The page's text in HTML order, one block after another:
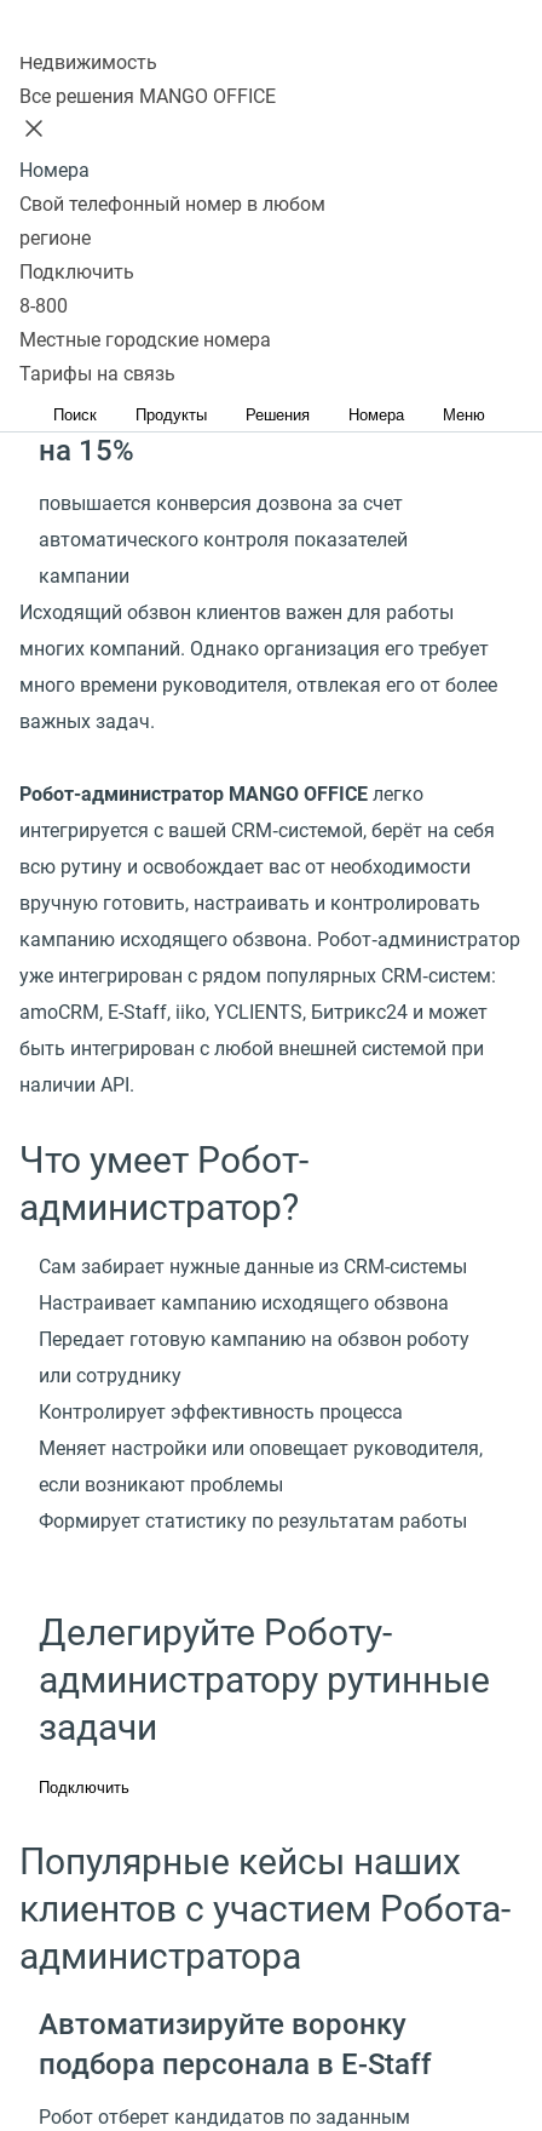
Недвижимость
Все решения MANGO OFFICE
Номера
Свой телефонный номер в любом
регионе
Подключить
8-800
Местные городские номера
Тарифы на связь
Поиск Продукты Решения Номера Меню
Робота-администратора
1 минута
тратится на сбор данных из CRM‑систему
и передачу их в исходящий обзвон
в 30 раз
быстрее происходит подготовка исходящего
обзвона
на 15%
повышается конверсия дозвона за счет
автоматического контроля показателей
кампании
Исходящий обзвон клиентов важен для работы
многих компаний. Однако организация его требует
много времени руководителя, отвлекая его от более
важных задач.
Робот-администратор MANGO OFFICE легко
интегрируется с вашей CRM‑системой, берёт на себя
всю рутину и освобождает вас от необходимости
вручную готовить, настраивать и контролировать
кампанию исходящего обзвона. Робот‑администратор
уже интегрирован с рядом популярных CRM‑систем:
amoCRM, E-Staff, iiko, YCLIENTS, Битрикс24 и может
быть интегрирован с любой внешней системой при
наличии API.
Что умеет Робот-
администратор?
Сам забирает нужные данные из CRM-системы
Настраивает кампанию исходящего обзвона
Передает готовую кампанию на обзвон роботу
или сотруднику
Контролирует эффективность процесса
Меняет настройки или оповещает руководителя,
если возникают проблемы
Формирует статистику по результатам работы
Делегируйте Роботу-
администратору рутинные
задачи
Подключить
Популярные кейсы наших
клиентов с участием Робота-
администратора
Автоматизируйте воронку
подбора персонала в E-Staff
Робот отберет кандидатов по заданным